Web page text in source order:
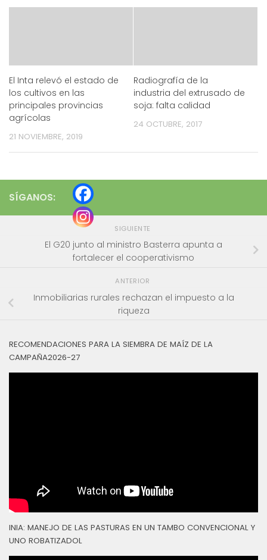
El Inta relevó el estado de
los cultivos en las
principales provincias
agrícolas
21 NOVIEMBRE, 2019
Radiografía de la
industria del extrusado de
soja: falta calidad
24 OCTUBRE, 2017
SÍGANOS:
SIGUIENTE
El G20 junto al ministro Basterra apunta a
fortalecer el cooperativismo
ANTERIOR
Inmobiliarias rurales rechazan el impuesto a la
riqueza
RECOMENDACIONES PARA LA SIEMBRA DE MAÍZ DE LA
CAMPAÑA2026-27
INIA: MANEJO DE LAS PASTURAS EN UN TAMBO CONVENCIONAL Y
UNO ROBATIZADOL